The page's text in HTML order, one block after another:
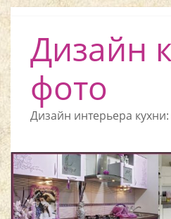
Дизайн
фото
Дизайн интерьера кухни: